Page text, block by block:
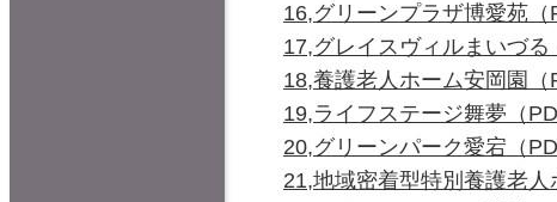
16,グリーンプラザ博愛苑（
17,グレイスヴィルまいづる
18,養護老人ホーム安岡園（
19,ライフステージ舞夢（
20,グリーンパーク愛宕（
21,地域密着型特別養護老人